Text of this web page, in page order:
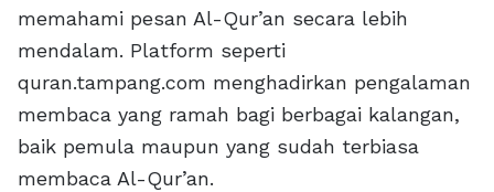
memahami pesan Al-Qur’an secara lebih
mendalam. Platform seperti
quran.tampang.com menghadirkan pengalaman
membaca yang ramah bagi berbagai kalangan,
baik pemula maupun yang sudah terbiasa
membaca Al-Qur’an.